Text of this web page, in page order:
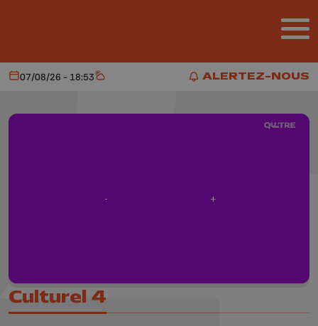
ALERTEZ-NOUS
ALERTEZ-NOUS
Aujourd'hui
07/08/26 - 18:53 Météo
Culturel 4